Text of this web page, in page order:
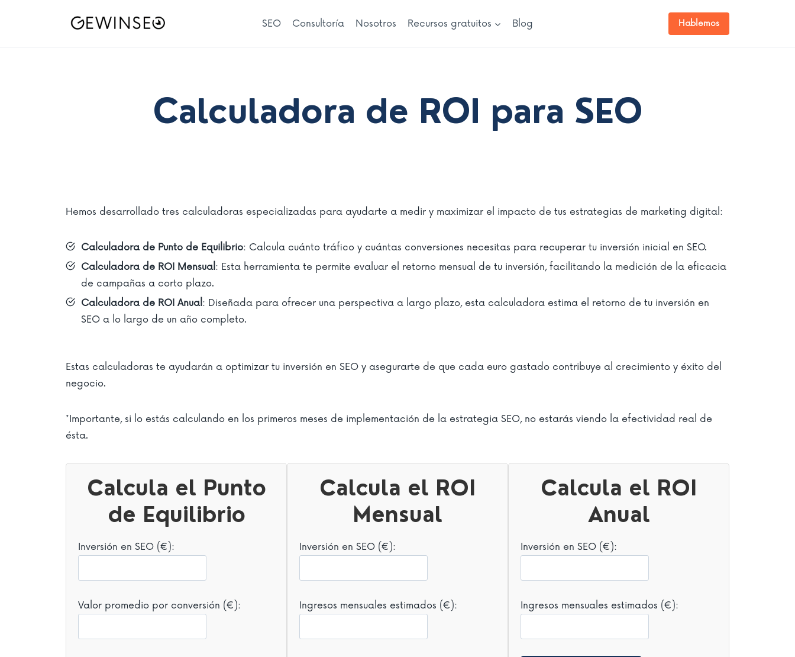
SEO Consultoría Nosotros Recursos gratuitos Blog Hablemos
Calculadora de ROI para SEO
Hemos desarrollado tres calculadoras especializadas para ayudarte a medir y maximizar el impacto de tus estrategias de marketing digital:
Calculadora de Punto de Equilibrio: Calcula cuánto tráfico y cuántas conversiones necesitas para recuperar tu inversión inicial en SEO.
Calculadora de ROI Mensual : Esta herramienta te permite evaluar el retorno mensual de tu inversión, facilitando la medición de la eficacia
de campañas a corto plazo.
Calculadora de ROI Anual : Diseñada para ofrecer una perspectiva a largo plazo, esta calculadora estima el retorno de tu inversión en
SEO a lo largo de un año completo.
Estas calculadoras te ayudarán a optimizar tu inversión en SEO y asegurarte de que cada euro gastado contribuye al crecimiento y éxito del
negocio.
*Importante, si lo estás calculando en los primeros meses de implementación de la estrategia SEO, no estarás viendo la efectividad real de
ésta.
Calcula el Punto
de Equilibrio
Inversión en SEO (€):
Valor promedio por conversión (€):
Calcula el ROI
Mensual
Inversión en SEO (€):
Ingresos mensuales estimados (€):
Calcula el ROI
Anual
Inversión en SEO (€):
Ingresos mensuales estimados (€):